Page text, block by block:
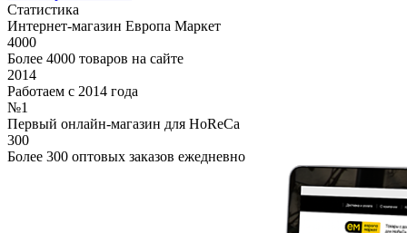
Статистика
Интернет-магазин Европа Маркет
4000
Более 4000 товаров на сайте
2014
Работаем с 2014 года
№1
Первый онлайн-магазин для HoReCa
300
Более 300 оптовых заказов ежедневно